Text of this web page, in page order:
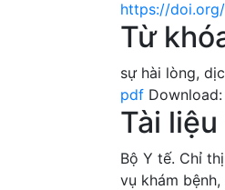
https://
Từ
sự hài lòng,
pdf
Tài
Bộ Y tế. Chỉ
vụ khám